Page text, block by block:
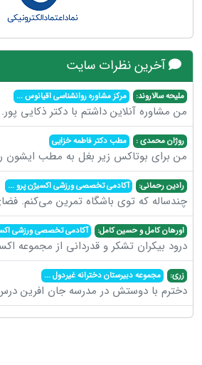
آخرین نظرات سایت
ملیحه سالاروند: مرکز مشاوره روانشناسی اقیانوس...
من مشاوره آنلاین داشتم با دکتر ذکایی
روژان محمدی : مطب دکتر فاطمه خزایی
من برای بوتاکس زیر بغل به مطب ایشون
رادین رحمانی: آکادمی تخصصی ورزشی اکسیژن پرو...
چندساله که توی باشگاه تمرین می‌کنم.
اورهان کامل و حسین کامل: آکادمی تخصصی ورزشی
درود بیکران تشکر و قدردانی از مجموعه
زری: مجموعه دبیرستان دخترانه غیردول...
دخترم با دوستش در مدرسه جان افرین